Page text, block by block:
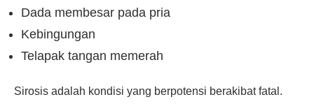
Dada membesar pada pria
Kebingungan
Telapak tangan memerah
Sirosis adalah kondisi yang berpotensi berakibat fatal.